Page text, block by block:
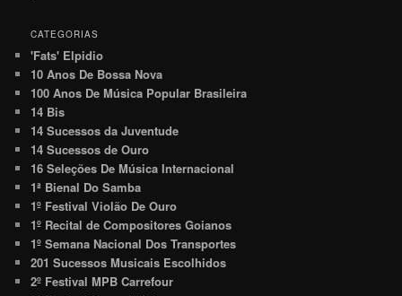
CATEGORIAS
'Fats' Elpidio
10 Anos De Bossa Nova
100 Anos De Música Popular Brasileira
14 Bis
14 Sucessos da Juventude
14 Sucessos de Ouro
16 Seleções De Música Internacional
1ª Bienal Do Samba
1º Festival Violão De Ouro
1º Recital de Compositores Goianos
1º Semana Nacional Dos Transportes
201 Sucessos Musicais Escolhidos
2º Festival MPB Carrefour